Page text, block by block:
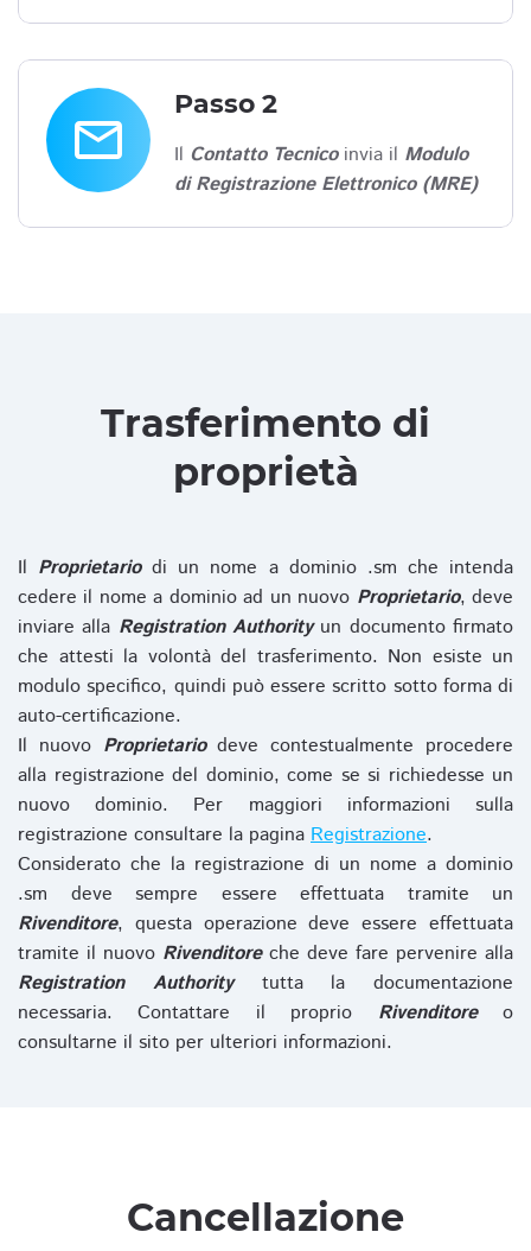
email
Passo 2
Il Contatto Tecnicoinvia il Modulo
di Registrazione Elettronico (MRE)
Trasferimento di
proprietà
Il Proprietariodi un nome a dominio .sm che intenda
cedere il nome a dominio ad un nuovo Proprietario, deve
inviare alla Registration Authorityun documento firmato
che attesti la volontà del trasferimento. Non esiste un
modulo specifico, quindi può essere scritto sotto forma di
auto-certificazione.
Il nuovo Proprietariodeve contestualmente procedere
alla registrazione del dominio, come se si richiedesse un
nuovo dominio. Per maggiori informazioni sulla
registrazione consultare la pagina Registrazione.
Considerato che la registrazione di un nome a dominio
.sm deve sempre essere effettuata tramite un
Rivenditore, questa operazione deve essere effettuata
tramite il nuovo Rivenditoreche deve fare pervenire alla
Registration Authoritytutta la documentazione
necessaria. Contattare il proprio Rivenditoreo
consultarne il sito per ulteriori informazioni.
Cancellazione